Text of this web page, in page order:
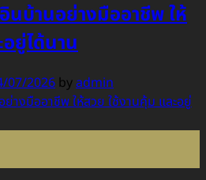
นบ้านอย่างมืออาชีพ ให้
ยู่ได้นาน
07/2026 byadmin